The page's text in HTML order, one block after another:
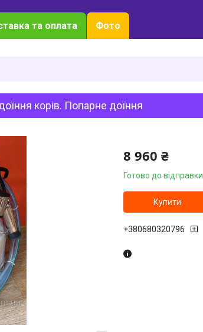
та оплата Фото
корів. Попарне доїння
8 960 ₴
Готово до відправки
Купити
+380680320796